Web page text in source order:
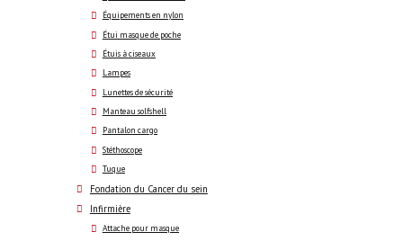
Équipements en nylon
Étui masque de poche
Étuis à ciseaux
Lampes
Lunettes de sécurité
Manteau solfshell
Pantalon cargo
Stéthoscope
Tuque
Fondation du Cancer du sein
Infirmière
Attache pour masque